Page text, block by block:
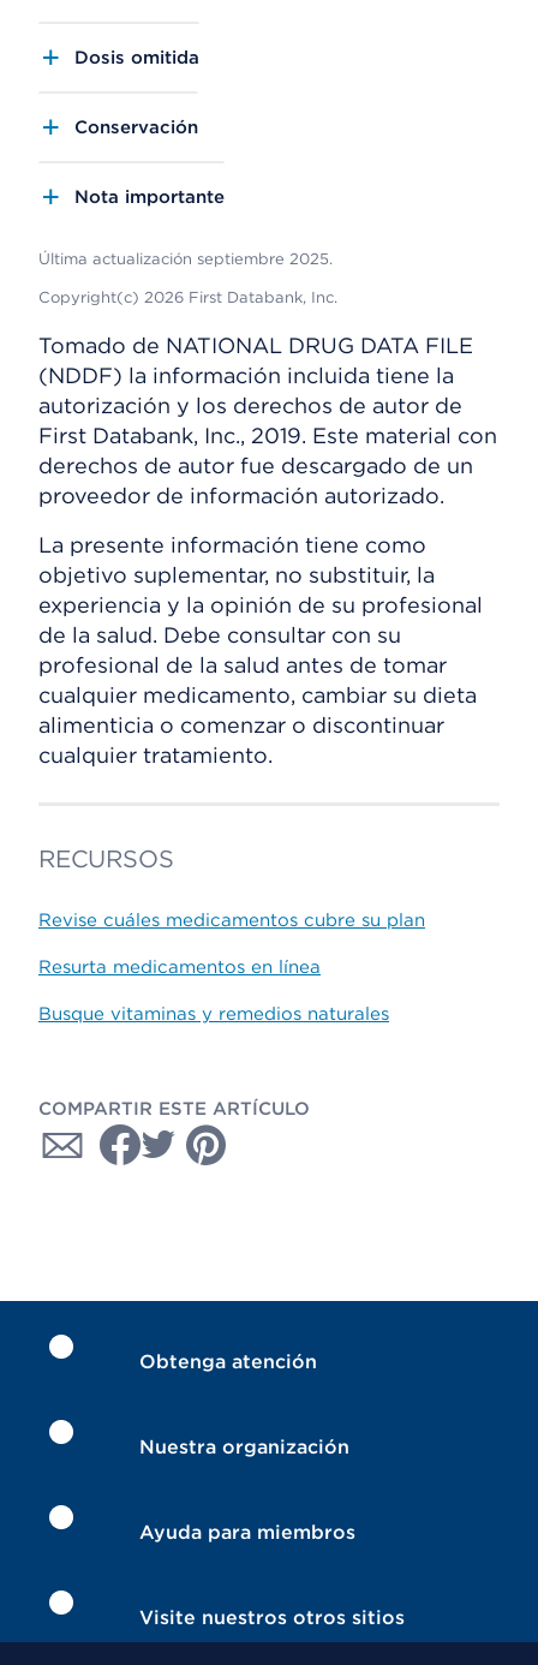
Dosis omitida
Conservación
Nota importante
Última actualización septiembre 2025.
Copyright(c) 2026 First Databank, Inc.
Tomado de NATIONAL DRUG DATA FILE
(NDDF) la información incluida tiene la
autorización y los derechos de autor de
First Databank, Inc., 2019. Este material con
derechos de autor fue descargado de un
proveedor de información autorizado.
La presente información tiene como
objetivo suplementar, no substituir, la
experiencia y la opinión de su profesional
de la salud. Debe consultar con su
profesional de la salud antes de tomar
cualquier medicamento, cambiar su dieta
alimenticia o comenzar o discontinuar
cualquier tratamiento.
RECURSOS
Revise cuáles medicamentos cubre su plan
Resurta medicamentos en línea
Busque vitaminas y remedios naturales
COMPARTIR ESTE ARTÍCULO
Obtenga atención
Nuestra organización
Ayuda para miembros
Visite nuestros otros sitios